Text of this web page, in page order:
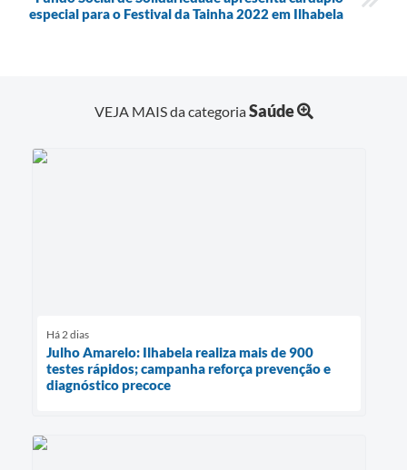
especial para o Festival da Tainha 2022 em Ilhabela
VEJA MAIS da categoriaSaúde
Há 2 dias
Julho Amarelo: Ilhabela realiza mais de 900
testes rápidos; campanha reforça prevenção e
diagnóstico precoce